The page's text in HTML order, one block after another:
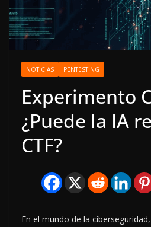
NOTICIAS PENTESTING
Experimento
¿Puede la IA
CTF?
En el mundo de la